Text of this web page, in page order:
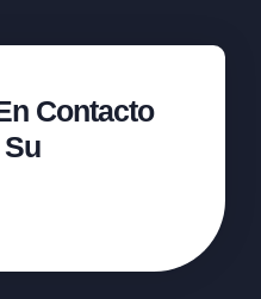
Contacto